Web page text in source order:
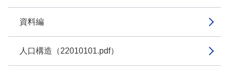
資料編
人口構造（22010101.pdf）